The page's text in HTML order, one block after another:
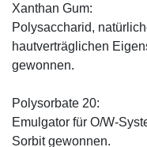
Xanthan Gum:
Polysaccharid,
hautverträglichen
gewonnen.
Polysorbate 20:
Emulgator für O/W-
Sorbit gewonnen.